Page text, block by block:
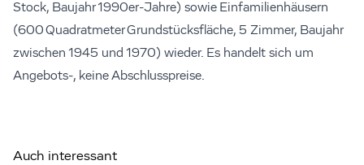
Stock, Baujahr 1990er-Jahre) sowie Einfamilienhäusern
(600 Quadratmeter Grundstücksfläche, 5 Zimmer, Baujahr
zwischen 1945 und 1970) wieder. Es handelt sich um
Angebots-, keine Abschlusspreise.
Auch interessant